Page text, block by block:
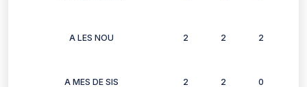
A LES NOU 2 2 2
A MES DE SIS 2 2 0